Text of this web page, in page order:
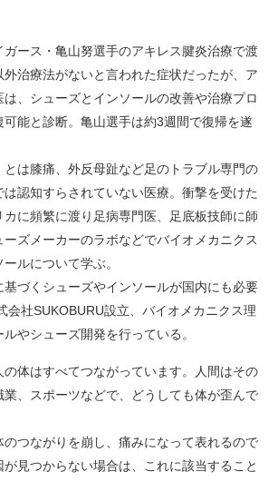
ガース・亀山努選手のアキレス腱炎治療で渡
治療法がないと言われた症状だったが、ア
は、シューズとインソールの改善や治療プロ
可能と診断。亀山選手は約3週間で復帰を遂
とは膝痛、外反母趾など足のトラブル専門の
は認知すらされていない医療。衝撃を受けた
カに頻繁に渡り足病専門医、足底板技師に師
ズメーカーのラボなどでバイオメカニクス
ルについて学ぶ。
基づくシューズやインソールが国内にも必要
会社SUKOBURU設立、バイオメカニクス理
やシューズ開発を行っている。
の体はすべてつながっています。人間はその
、スポーツなどで、どうしても体が歪んで
のつながりを崩し、痛みになって表れるので
見つからない場合は、これに該当すること